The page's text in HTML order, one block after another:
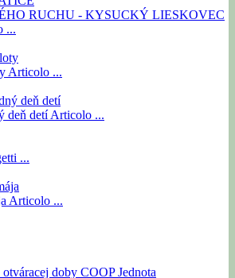
RUCHU - KYSUCKÝ LIESKOVEC
...
Articolo ...
deň detíArticolo ...
...
Articolo ...